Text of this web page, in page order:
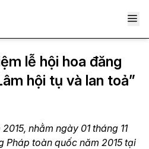
lễ hội hoa đăng
hội tụ và lan toả”
nhằm ngày 01 tháng 11
Pháp toàn quốc năm 2015 tại